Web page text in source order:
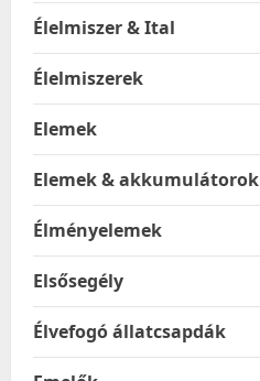
Élelmiszer & Ital
Élelmiszerek
Elemek
Elemek & akkumulátorok
Élményelemek
Elsősegély
Élvefogó állatcsapdák